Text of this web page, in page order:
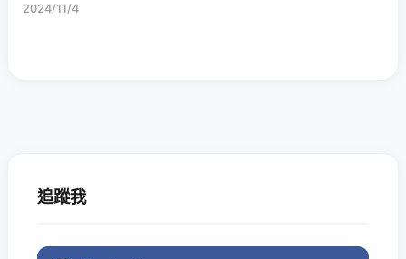
2024/11/4
追蹤我